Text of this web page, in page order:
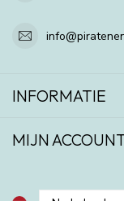
INFORMATIE
MIJN